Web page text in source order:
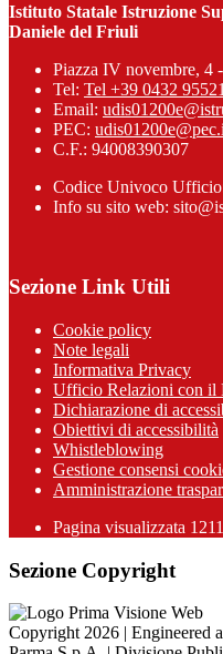
Istituto Statale Istruzione
Daniele del Friuli
Piazza IV novembre, 4
Tel: Tel +39 0432
Email:
PEC:
C.F.: 94008390307
Codice Univoco
Info su sito web:
Sezione Link Utili
Cookie policy
Note legali
Informativa Privacy
Ufficio Relazioni con il
Dichiarazione di
Obiettivi di accessibilità
Whistleblowing
Gestione consensi
Amministrazione
Pagina visualizzata
Sezione Copyright
Copyright 2026 | Engineered